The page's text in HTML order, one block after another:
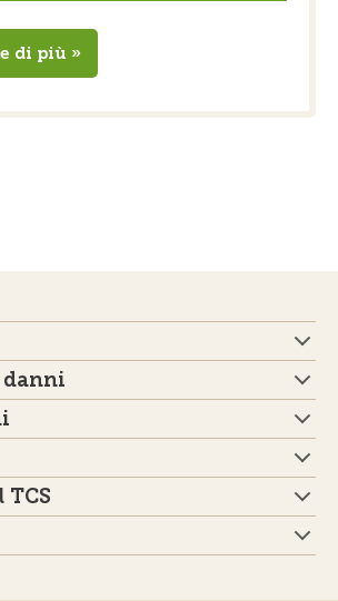
di più »
danni
TCS